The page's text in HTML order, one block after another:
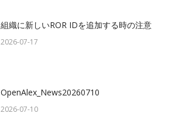
組織に新しいROR IDを追加する時の注意
2026-07-17
OpenAlex_News20260710
2026-07-10